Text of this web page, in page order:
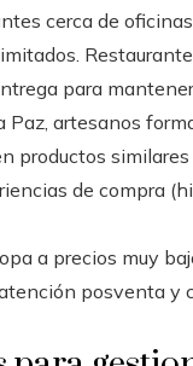
cerca de
para
Paz, artesanos
productos
de compra
a precios muy
posventa y